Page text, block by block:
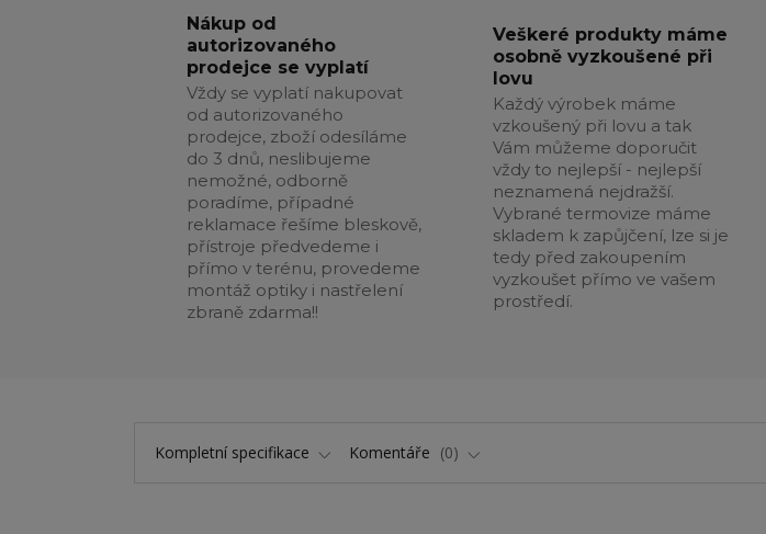
Nákup od
autorizovaného
prodejce se vyplatí
Vždy se vyplatí nakupovat
od autorizovaného
prodejce, zboží odesíláme
do 3 dnů, neslibujeme
nemožné, odborně
poradíme, případné
reklamace řešíme bleskově,
přístroje předvedeme i
přímo v terénu, provedeme
montáž optiky i nastřelení
zbraně zdarma!!
Veškeré produkty máme
osobně vyzkoušené při
lovu
Každý výrobek máme
vzkoušený při lovu a tak
Vám můžeme doporučit
vždy to nejlepší - nejlepší
neznamená nejdražší.
Vybrané termovize máme
skladem k zapůjčení, lze si je
tedy před zakoupením
vyzkoušet přímo ve vašem
prostředí.
Kompletní specifikace Komentáře 0